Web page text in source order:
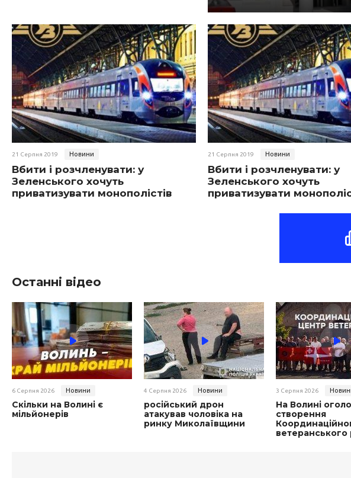
21 Серпня 2019 Новини
Вбити і розчленувати: у
Зеленського хочуть
приватизувати монополістів
21 Серпня 2019 Новини
Вбити і розчленувати: у
Зеленського хочуть
приватизувати
Останні відео
6 Серпня 2026 Новини
Скільки на Волині є
мільйонерів
4 Серпня 2026 Новини
російський дрон
атакував чоловіка на
ринку Миколаївщини
3 Серпня 2026
На Волині
створення
ветеранського